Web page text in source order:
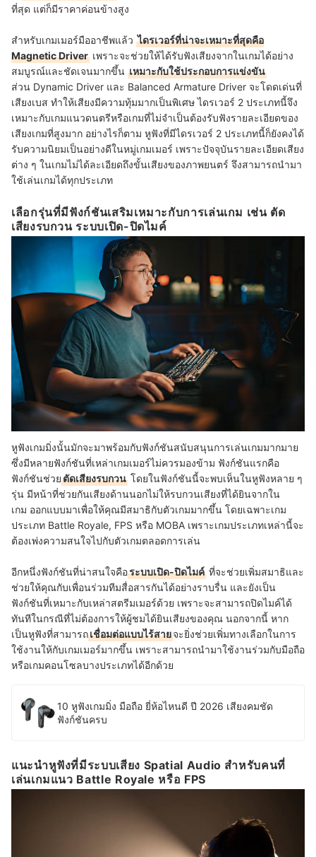
ที่สุด แต่ก็มีราคาค่อนข้างสูง
สำหรับเกมเมอร์มืออาชีพแล้ว ไดรเวอร์ที่น่าจะเหมาะที่สุดคือ
Magnetic Driver เพราะจะช่วยให้ได้รับฟังเสียงจากในเกมได้อย่าง
สมบูรณ์และชัดเจนมากขึ้น เหมาะกับใช้ประกอบการแข่งขัน
ส่วน Dynamic Driver และ Balanced Armature Driver จะโดดเด่นที่
เสียงเบส ทำให้เสียงมีความทุ้มมากเป็นพิเศษ ไดรเวอร์ 2 ประเภทนี้จึง
เหมาะกับเกมแนวดนตรีหรือเกมที่ไม่จำเป็นต้องรับฟังรายละเอียดของ
เสียงเกมที่สูงมาก อย่างไรก็ตาม หูฟังที่มีไดรเวอร์ 2 ประเภทนี้ก็ยังคงได้
รับความนิยมเป็นอย่างดีในหมู่เกมเมอร์ เพราะปัจจุบันรายละเอียดเสียง
ต่าง ๆ ในเกมไม่ได้ละเอียดถึงขั้นเสียงของภาพยนตร์ จึงสามารถนำมา
ใช้เล่นเกมได้ทุกประเภท
เลือกรุ่นที่มีฟังก์ชันเสริมเหมาะกับการเล่นเกม เช่น ตัด
เสียงรบกวน ระบบเปิด-ปิดไมค์
หูฟังเกมมิ่งนั้นมักจะมาพร้อมกับฟังก์ชันสนับสนุนการเล่นเกมมากมาย
ซึ่งมีหลายฟังก์ชันที่เหล่าเกมเมอร์ไม่ควรมองข้าม ฟังก์ชันแรกคือ
ฟังก์ชันช่วยตัดเสียงรบกวน โดยในฟังก์ชันนี้จะพบเห็นในหูฟังหลาย ๆ
รุ่น มีหน้าที่ช่วยกันเสียงด้านนอกไม่ให้รบกวนเสียงที่ได้ยินจากใน
เกม ออกแบบมาเพื่อให้คุณมีสมาธิกับตัวเกมมากขึ้น โดยเฉพาะเกม
ประเภท Battle Royale, FPS หรือ MOBA เพราะเกมประเภทเหล่านี้จะ
ต้องเพ่งความสนใจไปกับตัวเกมตลอดการเล่น
อีกหนึ่งฟังก์ชันที่น่าสนใจคือระบบเปิด-ปิดไมค์ ที่จะช่วยเพิ่มสมาธิและ
ช่วยให้คุณกับเพื่อนร่วมทีมสื่อสารกันได้อย่างราบรื่น และยังเป็น
ฟังก์ชันที่เหมาะกับเหล่าสตรีมเมอร์ด้วย เพราะจะสามารถปิดไมค์ได้
ทันทีในกรณีที่ไม่ต้องการให้ผู้ชมได้ยินเสียงของคุณ นอกจากนี้ หาก
เป็นหูฟังที่สามารถเชื่อมต่อแบบไร้สายจะยิ่งช่วยเพิ่มทางเลือกในการ
ใช้งานให้กับเกมเมอร์มากขึ้น เพราะสามารถนำมาใช้งานร่วมกับมือถือ
หรือเกมคอนโซลบางประเภทได้อีกด้วย
10 หูฟังเกมมิ่ง มือถือ ยี่ห้อไหนดี ปี 2026 เสียงคมชัด
ฟังก์ชันครบ
แนะนำหูฟังที่มีระบบเสียง Spatial Audio สำหรับคนที่
เล่นเกมแนว Battle Royale หรือ FPS